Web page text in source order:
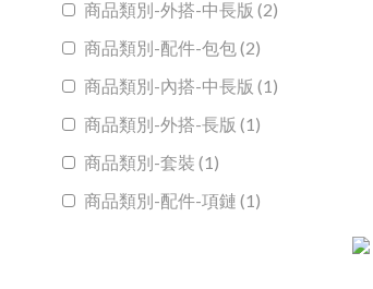
商品類別-外搭-中長版 (2)
商品類別-配件-包包 (2)
商品類別-內搭-中長版 (1)
商品類別-外搭-長版 (1)
商品類別-套裝 (1)
商品類別-配件-項鏈 (1)